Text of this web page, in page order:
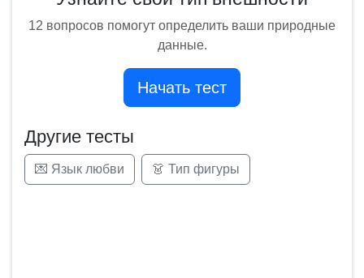
12 вопросов помогут определить ваши природные
данные.
Начать тест
Другие тесты
💌 Язык любви 👗 Тип фигуры